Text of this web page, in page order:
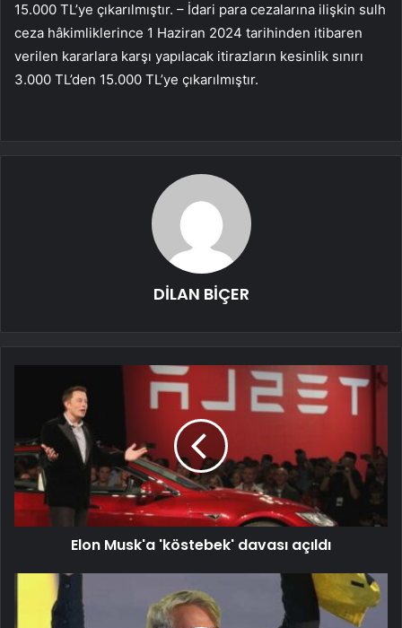
15.000 TL’ye çıkarılmıştır. – İdari para cezalarına ilişkin sulh
ceza hâkimliklerince 1 Haziran 2024 tarihinden itibaren
verilen kararlara karşı yapılacak itirazların kesinlik sınırı
3.000 TL’den 15.000 TL’ye çıkarılmıştır.
DİLAN BİÇER
Elon Musk'a 'köstebek' davası açıldı